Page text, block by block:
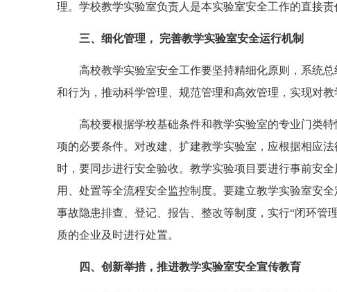
理。学校教学实验室负责人是本实验室安全工作的直接责
三、细化管理， 完善教学实验室安全运行机制
高校教学实验室安全工作要坚持精细化原则，系统总
和行为，推动科学管理、规范管理和高效管理，实现对
高校要根据学校基础条件和教学实验室的专业门类特
项的必要条件。对改建、扩建教学实验室，应根据相应
时，要同步进行安全验收。教学实验项目要进行事前安
用、处置等全流程安全监控制度。要建立教学实验室安
事故隐患排查、登记、报告、整改等制度，实行“闭环管
质的企业及时进行处置。
四、创新举措，推进教学实验室安全宣传教育